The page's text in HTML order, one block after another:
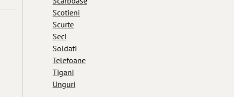
Scotieni
Scurte
Seci
Soldati
Telefoane
Tigani
Unguri